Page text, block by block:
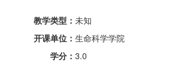
教学类型： 未知
开课单位： 生命科学学院
学分： 3.0